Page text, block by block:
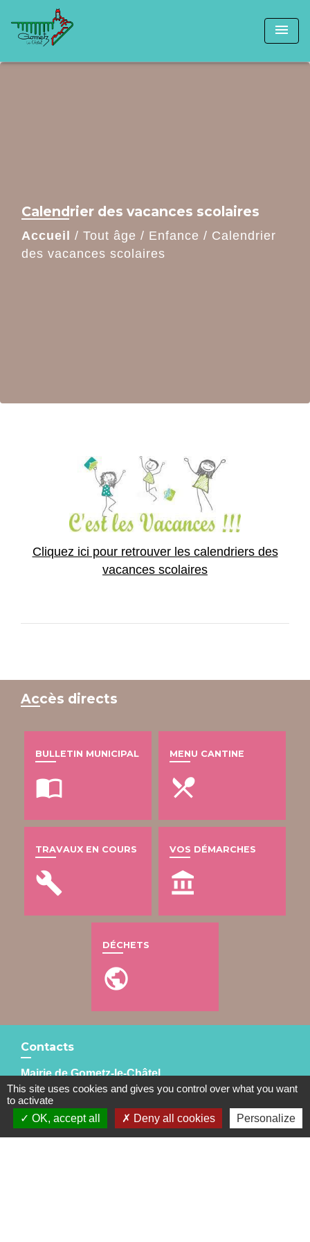
menu
Calendrier des vacances scolaires
Accueil / Tout âge / Enfance / Calendrier
des vacances scolaires
Cliquez ici pour retrouver les calendriers des
vacances scolaires
Accès directs
BULLETIN MUNICIPAL
import_contacts
MENU CANTINE
local_dining
TRAVAUX EN COURS
build
VOS DÉMARCHES
account_balance
DÉCHETS
public
Contacts
Mairie de Gometz-le-Châtel
76 rue Saint Nicolas
91940 Gometz-le-Châtel - FRANCE
+33 1 60 12 11 05
This site uses cookies and gives you control over what you want
to activate
OK, accept all
Deny all cookies Personalize